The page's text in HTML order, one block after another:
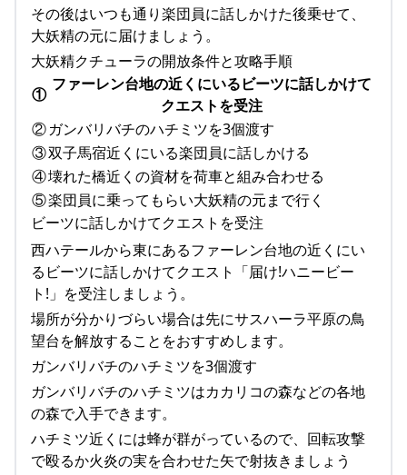
その後はいつも通り楽団員に話しかけた後乗せて、
大妖精の元に届けましょう。
大妖精クチューラの開放条件と攻略手順
①
ファーレン台地の近くにいるビーツに話しかけて
クエストを受注
②ガンバリバチのハチミツを3個渡す
③双子馬宿近くにいる楽団員に話しかける
④壊れた橋近くの資材を荷車と組み合わせる
⑤楽団員に乗ってもらい大妖精の元まで行く
ビーツに話しかけてクエストを受注
西ハテールから東にあるファーレン台地の近くにい
るビーツに話しかけてクエスト「届け!ハニービー
ト!」を受注しましょう。
場所が分かりづらい場合は先にサスハーラ平原の鳥
望台を解放することをおすすめします。
ガンバリバチのハチミツを3個渡す
ガンバリバチのハチミツはカカリコの森などの各地
の森で入手できます。
ハチミツ近くには蜂が群がっているので、回転攻撃
で殴るか火炎の実を合わせた矢で射抜きましょう